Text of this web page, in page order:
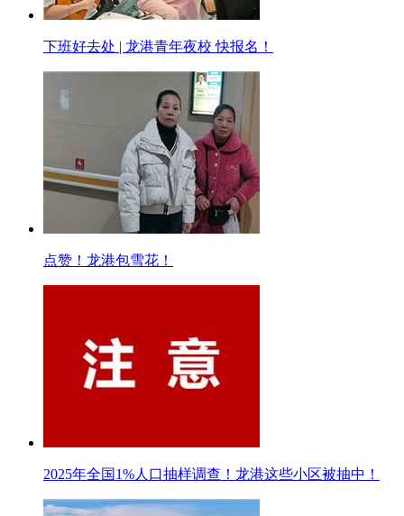
下班好去处 | 龙港青年夜校 快报名！
点赞！龙港包雪花！
2025年全国1%人口抽样调查！龙港这些小区被抽中！